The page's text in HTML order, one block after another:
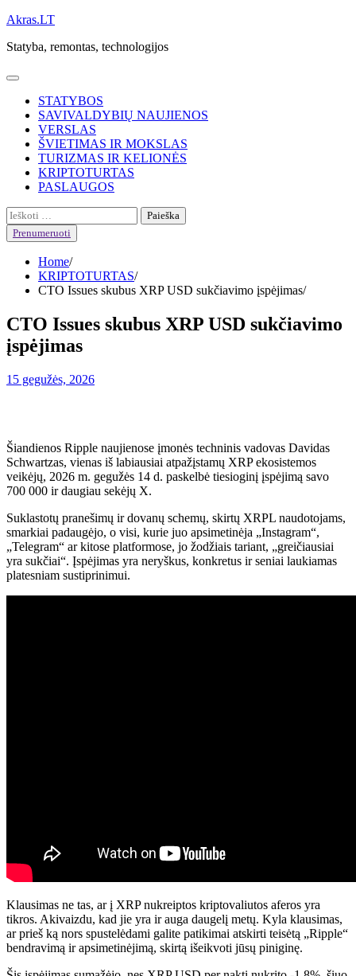
Skip
content
Akras.LT
Statyba, remontas, technologijos
STATYBOS
SAVIVALDYBIŲ NAUJIENOS
VERSLAS
ŠVIETIMAS IR MOKSLAS
TURIZMAS IR KELIONĖS
KRIPTOTURTAS
PASLAUGOS
Ieškoti:
Prenumeruoti
Home
KRIPTOTURTAS
CTO Issues skubus XRP USD sukčiavimo įspėjimas
CTO Issues skubus XRP USD sukčiavimo
įspėjimas
15 gegužės, 2026
Šiandienos Ripple naujienose įmonės techninis vadovas Davidas
Schwartzas, vienas iš labiausiai atpažįstamų XRP ekosistemos
veikėjų, 2026 m. gegužės 14 d. paskelbė tiesioginį įspėjimą savo
700 000 ir daugiau sekėjų X.
Suklastotų pranešimų ir dovanų schemų, skirtų XRPL naudotojams,
smarkiai padaugėjo, o visi, kurie juo apsimetinėja „Instagram“,
„Telegram“ ar kitose platformose, jo žodžiais tariant, „greičiausiai
yra sukčiai“. Įspėjimas yra neryškus, konkretus ir seniai laukiamas
platesniam sustiprinimui.
Klausimas ne tas, ar į XRP nukreiptos kriptovaliutos aferos yra
tikros. Akivaizdu, kad jie yra ir auga daugelį metų. Kyla klausimas,
ar prieš ką nors spustelėdami galite patikimai atskirti teisėtą „Ripple“
bendravimą ir apsimetinėjimą, skirtą išeikvoti jūsų piniginę.